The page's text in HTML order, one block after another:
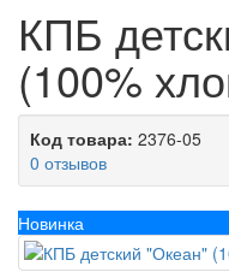
КПБ
(100%
Код товара: 2376-05
0 отзывов
Новинка